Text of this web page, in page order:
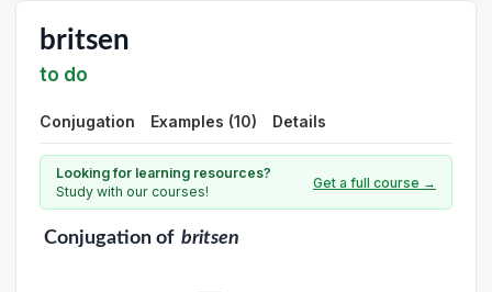
britsen
to do
Conjugation Examples (10) Details
Looking for learning resources?
Study with our courses!
Get a full course →
Conjugationof britsen